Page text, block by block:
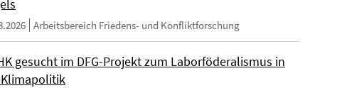
Arbeitsbereich Friedens- und Konfliktforschung
gesucht im DFG-Projekt zum Laborföderalismus in